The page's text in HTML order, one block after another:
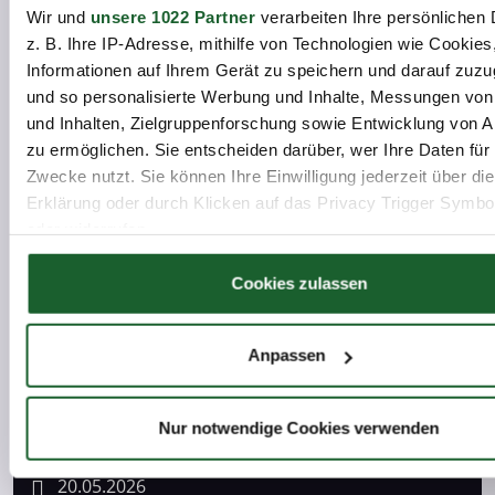
Wir und unsere 1022 Partnerverarbeiten Ihre persönlichen
z. B. Ihre IP-Adresse, mithilfe von Technologien wie
Informationen auf Ihrem Gerät zu speichern und darauf
und so personalisierte Werbung und Inhalte, Messungen
und Inhalten, Zielgruppenforschung sowie Entwicklung von
zu ermöglichen. Sie entscheiden darüber, wer Ihre Daten für
Zwecke nutzt. Sie können Ihre Einwilligung jederzeit über
Erklärung oder durch Klicken auf das Privacy Trigger
Wenn Sie es erlauben, würden wir auch gerne:
Informationen über Ihre geografische Lage erfassen,
Ihr Gerät durch aktives Scannen nach bestimmten
(Fingerprinting) identifizieren
Erfahren Sie mehr darüber, wie Ihre persönlichen Daten
fest.
Cookies zulassen
Anpassen
Nur notwendige Cookies verwenden
News
16.09.2026
Unternehmensforum Oberhavel:
Fachkräfte sichern und Integration
erfolgreich gestalten
News
20.05.2026